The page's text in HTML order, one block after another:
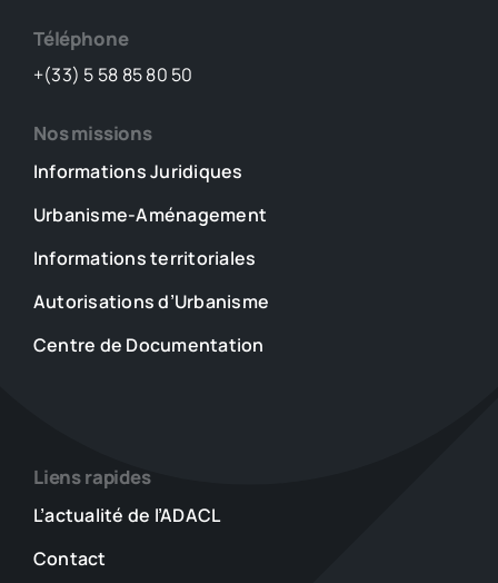
Téléphone
+(33) 5 58 85 80 50
Nos missions
Informations Juridiques
Urbanisme-Aménagement
Informations territoriales
Autorisations d’Urbanisme
Centre de Documentation
Liens rapides
L’actualité de l’ADACL
Contact